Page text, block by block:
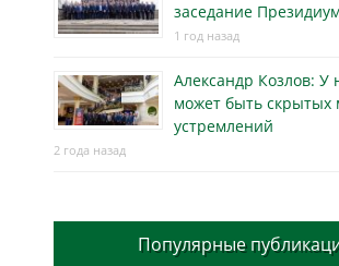
заседание
1 год назад
Александр Козлов: У
может быть скрытых
устремлений
2 года назад
Популярные